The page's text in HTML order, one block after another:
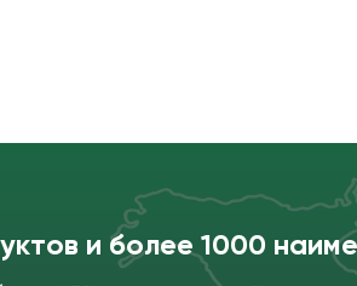
и более 1000